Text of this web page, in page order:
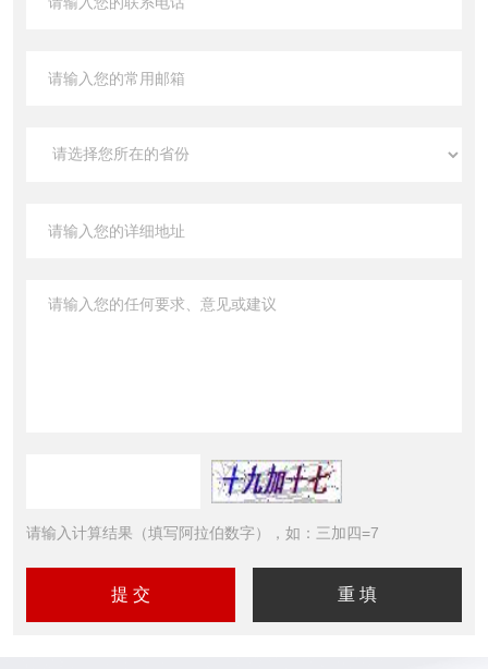
请输入计算结果（填写阿拉伯数字），如：三加四=7